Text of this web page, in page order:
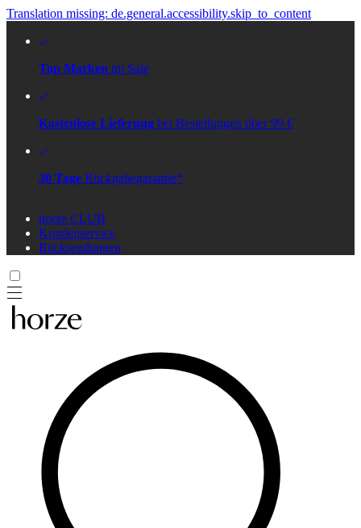
Translation missing: de.general.accessibility.skip_to_content
Top Marken im Sale
Kostenlose Lieferung bei Bestellungen über 99 €
30 Tage Rückgabegarantie*
horze CLUB
Kundenservice
Rücksendungen